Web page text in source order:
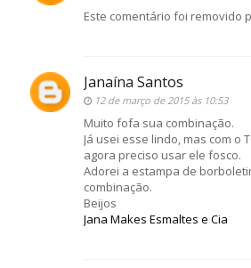
Este comentário foi removido
Janaína Santos
12 de março de 2015 às 10:53
Muito fofa sua combinação.
Já usei esse lindo, mas com o
agora preciso usar ele fosco.
Adorei a estampa de
combinação.
Beijos
Jana Makes Esmaltes e Cia